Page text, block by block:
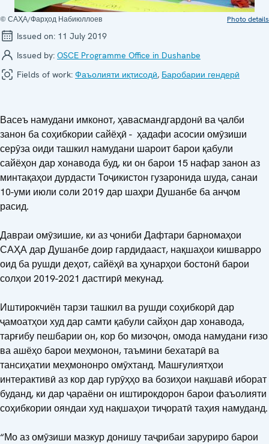
© САҲА/Фарҳод Набиюллоев Photo details
Issued on: 11 July 2019
Issued by: OSCE Programme Office in Dushanbe
Fields of work: Фаъолияти иқтисодӣ, Баробарии гендерӣ
Васеъ намудани имконот, ҳавасмандгардонӣ ва ҷалби
занон ба соҳибкории сайёҳӣ - ҳадафи асосии омӯзиши
серӯза оиди ташкил намудани шароит барои қабули
сайёҳон дар хонавода буд, ки он барои 15 нафар занон аз
минтақаҳои дурдасти Тоҷикистон гузаронида шуда, санаи
10-уми июли соли 2019 дар шаҳри Душанбе ба анҷом
расид.
Давраи омӯзишие, ки аз ҷониби Дафтари барномаҳои
САҲА дар Душанбе доир гардидааст, нақшаҳои кишварро
оид ба рушди деҳот, сайёҳӣ ва ҳунарҳои бостонӣ барои
солҳои 2019-2021 дастгирӣ мекунад.
Иштирокчиён тарзи ташкил ва рушди соҳибкорӣ дар
ҷамоатҳои худ дар самти қабули сайҳон дар хонавода,
тарғибу пешбарии он, кор бо мизоҷон, омода намудани ғизо
ва ашёҳо барои меҳмонон, таъмини бехатарӣ ва
тансиҳатии меҳмононро омӯхтанд. Машғулиятҳои
интерактивӣ аз кор дар гурӯҳҳо ва бозиҳои нақшавӣ иборат
буданд, ки дар ҷараёни он иштирокдорон барои фаъолияти
соҳибкории ояндаи худ нақшаҳои тиҷоратӣ таҳия намуданд.
“Мо аз омӯзиши мазкур донишу таҷрибаи заруриро барои